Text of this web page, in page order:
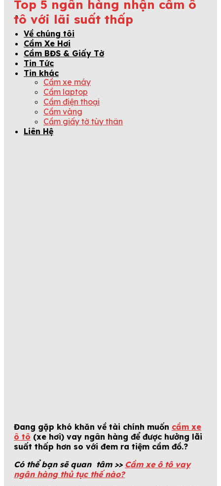
Về chúng tôi
Cầm Xe Hơi
Cầm BĐS & Giấy Tờ
Tin Tức
Tin khác
Cầm xe máy
Cầm laptop
Cầm điện thoại
Cầm vàng
Cầm giấy tờ tùy thân
Liên Hệ
Top 5 ngân hàng nhận cầm ô
tô với lãi suất thấp
Đang gặp khó khăn về tài chính muốn cầm xe
ô tô (xe hơi) vay ngân hàng để được hưởng lãi
suất thấp hơn so với đem ra tiệm cầm đồ.?
Có thể bạn sẽ quan tâm >> Cầm xe ô tô vay
ngân hàng thủ tục thế nào?